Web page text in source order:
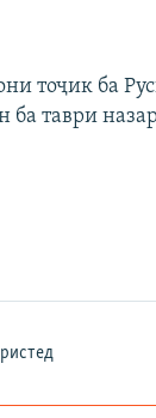
тоҷик ба
ба таври